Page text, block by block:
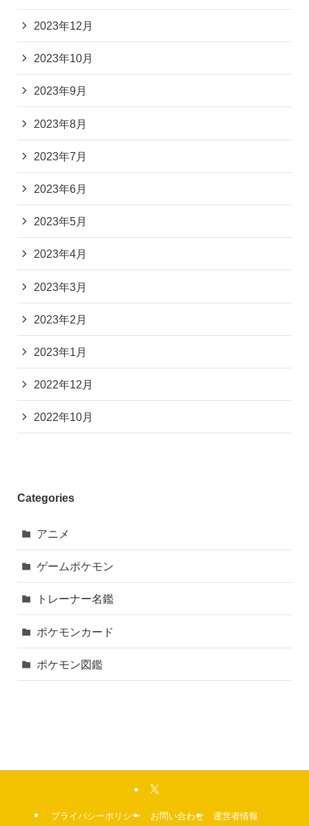
2023年12月
2023年10月
2023年9月
2023年8月
2023年7月
2023年6月
2023年5月
2023年4月
2023年3月
2023年2月
2023年1月
2022年12月
2022年10月
Categories
アニメ
ゲームポケモン
トレーナー名鑑
ポケモンカード
ポケモン図鑑
プライバシーポリシー お問い合わせ 運営者情報